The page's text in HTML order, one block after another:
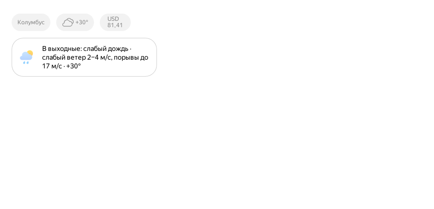
Колумбус +30°
Курсы ЦБ
РФ
USD
81,41
В выходные: слабый дождь ·
слабый ветер 2⁠–⁠4 м⁠/⁠с, порывы до
17 м⁠/⁠с · +30⁠°